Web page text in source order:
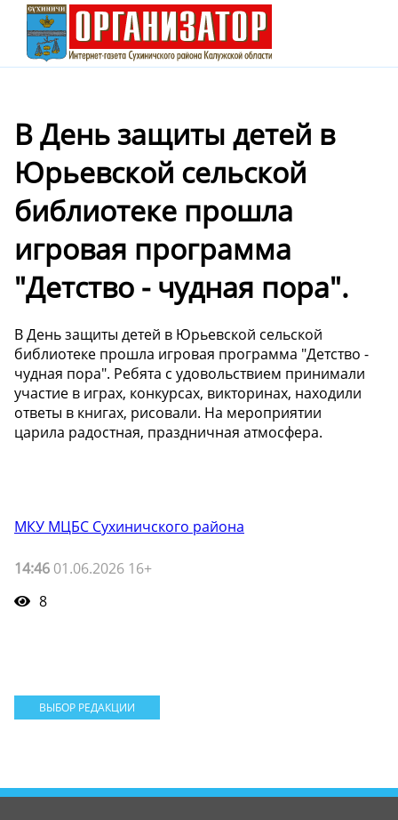
В День защиты детей в
Юрьевской сельской
библиотеке прошла
игровая программа
"Детство - чудная пора".
В День защиты детей в Юрьевской сельской
библиотеке прошла игровая программа "Детство -
чудная пора". Ребята с удовольствием принимали
участие в играх, конкурсах, викторинах, находили
ответы в книгах, рисовали. На мероприятии
царила радостная, праздничная атмосфера.
МКУ МЦБС Сухиничского района
14:46 01.06.2026 16+
8
ВЫБОР РЕДАКЦИИ